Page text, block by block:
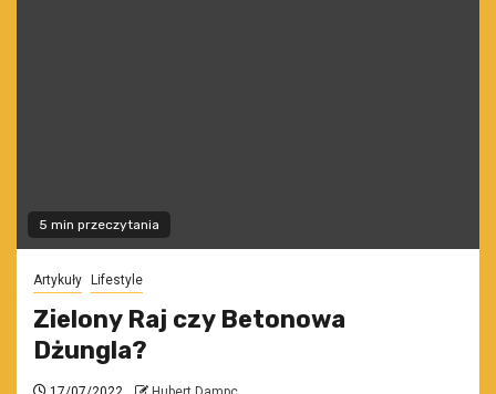
5 min przeczytania
Artykuły Lifestyle
Zielony Raj czy Betonowa
Dżungla?